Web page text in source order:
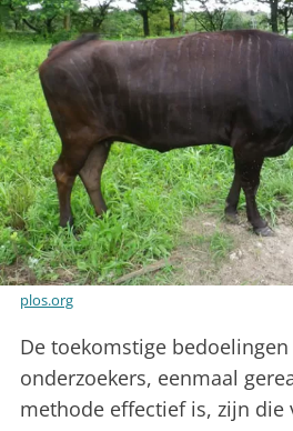
plos.org
De toekomstige
onderzoekers, eenmaal
methode effectief is, zijn die